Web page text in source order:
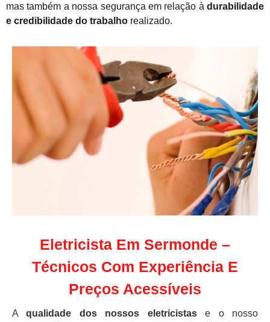
mas também a nossa segurança em relação à durabilidade
e credibilidade do trabalho realizado.
Eletricista Em Sermonde –
Técnicos Com Experiência E
Preços Acessíveis
Aqualidade dos nossos eletricistase o nosso